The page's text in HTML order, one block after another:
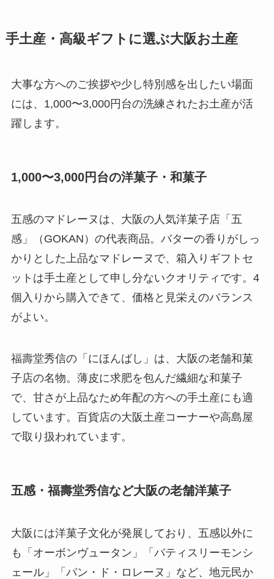
手土産・高級ギフトに選ぶ大阪お土産
大事な方へのご挨拶や少し特別感を出したい場面
には、1,000〜3,000円台の洗練されたお土産が活
躍します。
1,000〜3,000円台の洋菓子・和菓子
五感のマドレーヌは、大阪の人気洋菓子店「五
感」（GOKAN）の代表商品。バターの香りがしっ
かりとした上品なマドレーヌで、箱入りギフトセ
ットは手土産として申し分ないクオリティです。4
個入りから購入できて、価格と見栄えのバランス
がよい。
福壽堂秀信の「にほんばし」は、大阪の老舗和菓
子店の名物。薄皮に求肥を包んだ繊細な和菓子
で、甘さが上品なため年配の方への手土産にも適
しています。百貨店の大阪土産コーナーや高島屋
で取り扱われています。
五感・福壽堂秀信など大阪の老舗洋菓子
大阪には洋菓子文化が発展しており、五感以外に
も「オーボンヴュータン」「パティスリーモンシ
ェール」「パン・ド・ロレーヌ」など、地元民か